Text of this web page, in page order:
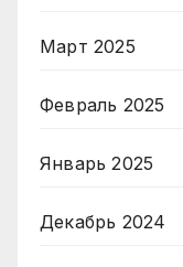
Март 2025
Февраль 2025
Январь 2025
Декабрь 2024